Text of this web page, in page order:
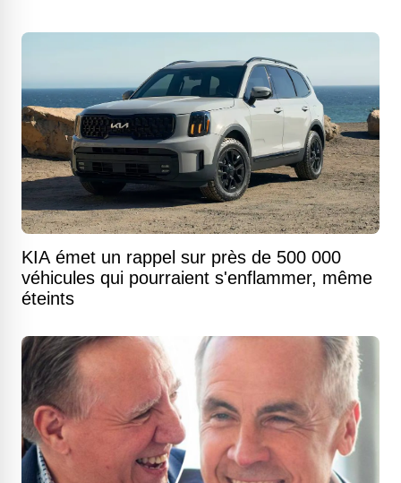
KIA émet un rappel sur près de 500 000
véhicules qui pourraient s'enflammer, même
éteints